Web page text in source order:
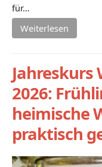
für…
Weiterlesen
Jahreskurs
2026:
heimische
praktisch